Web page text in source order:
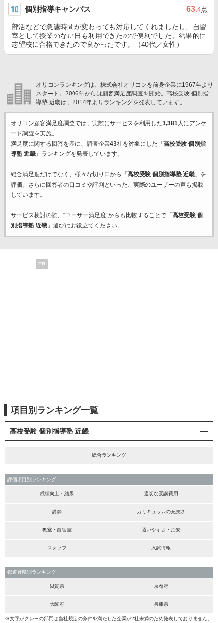
個別指導キャンパス 63.4点
部活などで急遽時間が変わっても対応してくれましたし、自習
室として授業のない日も利用できたので便利でした。結果的に
志望校に合格できたので良かったです。（40代／女性）
オリコンランキングは、株式会社オリコンを前身企業に1967年より
スタート。2006年からは顧客満足度調査を開始。高校受験 個別指
導塾 近畿は、2014年よりランキングを発表しています。
オリコン顧客満足度調査では、実際にサービスを利用した3,381人にアンケ
ート調査を実施。
満足度に関する回答を基に、調査企業43社を対象にした「 高校受験 個別指
導塾 近畿」ランキングを発表しています。
総合満足度だけでなく、様々な切り口から「 高校受験 個別指導塾 近畿」を
評価。さらに回答者の口コミや評判といった、実際のユーザーの声も掲載
しています。
サービス検討の際、“ユーザー満足度”からも比較することで「 高校受験 個
別指導塾 近畿」選びにお役立てください。
PR
項目別ランキング一覧
高校受験 個別指導塾 近畿
総合ランキング
評価項目別ランキング
成績向上・結果 適切な受講費用
講師 カリキュラムの充実さ
教室・自習室 通いやすさ・治安
スタッフ 入試情報
都道府県別ランキング
滋賀県 京都府
大阪府 兵庫県
※文字がグレーの部門は当社規定の条件を満たした企業が2社未満のため発表しておりません。